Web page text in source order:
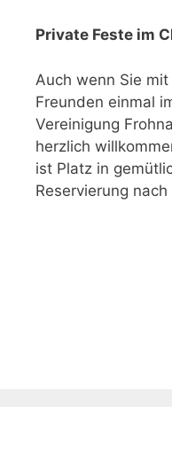
Private Feste im
Auch wenn Sie
Freunden einmal
Vereinigung
herzlich
ist Platz in
Reservierung